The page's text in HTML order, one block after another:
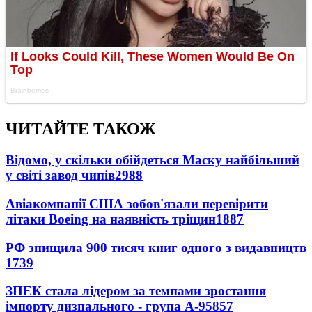
ЧИТАЙТЕ ТАКОЖ
Відомо, у скільки обійдеться Маску найбільший
у світі завод чипів2988
Авіакомпанії США зобов'язали перевірити
літаки Boeing на наявність тріщин1887
РФ знищила 900 тисяч книг одного з видавництв
1739
ЗПЕК стала лідером за темпами зростання
імпорту дизпального - група А-95857